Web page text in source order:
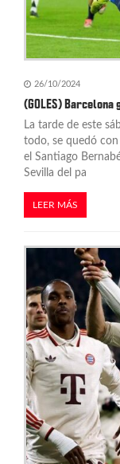
26/10/2024
(GOLES) Barcelona
La tarde de este
todo, se quedó con
el Santiago
Sevilla del pa
LEER MÁS